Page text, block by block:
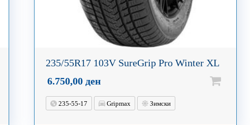
235/55R17 103V SureGrip Pro Winter XL
6.750,00ден
235-55-17 Gripmax Зимски